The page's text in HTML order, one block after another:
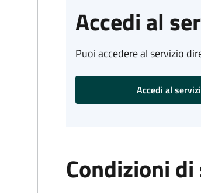
Accedi al
Puoi accedere al servizio
Accedi al
Condizioni